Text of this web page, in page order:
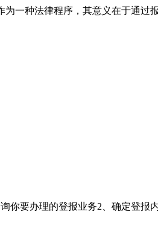
一种法律程序，其意义在于通
你要办理的登报业务2、确定登